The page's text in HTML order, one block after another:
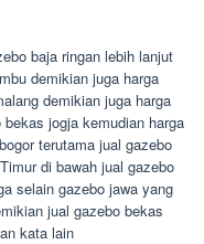
baja ringan lebih lanjut
demikian juga harga
demikian juga harga
jogja kemudian harga
terutama jual gazebo
di bawah jual gazebo
selain gazebo jawa yang
jual gazebo bekas
kata lain